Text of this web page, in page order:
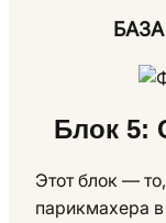
Блок 5:
Этот блок —
парикмахера